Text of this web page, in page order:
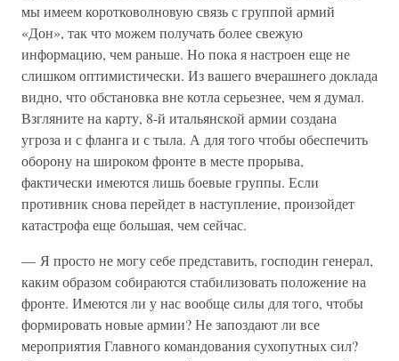
мы имеем коротковолновую связь с группой армий
«Дон», так что можем получать более свежую
информацию, чем раньше. Но пока я настроен еще не
слишком оптимистически. Из вашего вчерашнего доклада
видно, что обстановка вне котла серьезнее, чем я думал.
Взгляните на карту, 8-й итальянской армии создана
угроза и с фланга и с тыла. А для того чтобы обеспечить
оборону на широком фронте в месте прорыва,
фактически имеются лишь боевые группы. Если
противник снова перейдет в наступление, произойдет
катастрофа еще большая, чем сейчас.
— Я просто не могу себе представить, господин генерал,
каким образом собираются стабилизовать положение на
фронте. Имеются ли у нас вообще силы для того, чтобы
формировать новые армии? Не запоздают ли все
мероприятия Главного командования сухопутных сил?